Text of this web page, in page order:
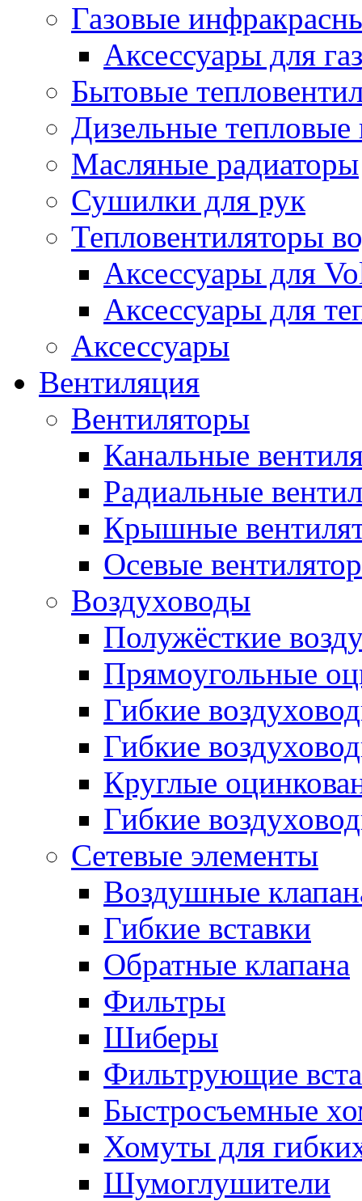
Газовые
Аксессуары для
Бытовые
Дизельные
Масляные радиаторы
Сушилки для рук
Тепловентиляторы
Аксессуары для
Аксессуары для
Аксессуары
Вентиляция
Вентиляторы
Канальные
Радиальные
Крышные
Осевые
Воздуховоды
Полужёсткие
Прямоугольные
Гибкие
Гибкие
Круглые
Гибкие
Сетевые элементы
Воздушные
Гибкие вставки
Обратные клапана
Фильтры
Шиберы
Фильтрующие
Быстросъемные
Хомуты для
Шумоглушители